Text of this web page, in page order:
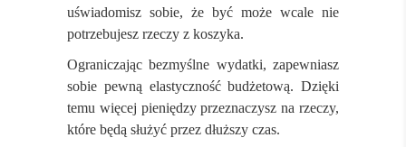
uświadomisz sobie, że być może wcale nie
potrzebujesz rzeczy z koszyka.
Ograniczając bezmyślne wydatki, zapewniasz
sobie pewną elastyczność budżetową. Dzięki
temu więcej pieniędzy przeznaczysz na rzeczy,
które będą służyć przez dłuższy czas.